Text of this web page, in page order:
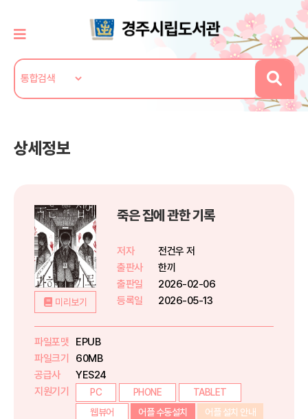
상세정보
미리보기
죽은 집에 관한 기록
저자
전건우 저
출판사
한끼
출판일
2026-02-06
등록일
2026-05-13
파일포맷
EPUB
파일크기
60MB
공급사
YES24
지원기기
PC PHONE
TABLET
웹뷰어
어플 수동설치 어플 설치 안내